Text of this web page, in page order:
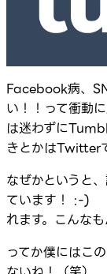
Facebook病、
い！！って衝動
は迷わずに
きとかはTwitter
なぜかというと
ています！ :-)
れます。こんな
ってか僕にはこ